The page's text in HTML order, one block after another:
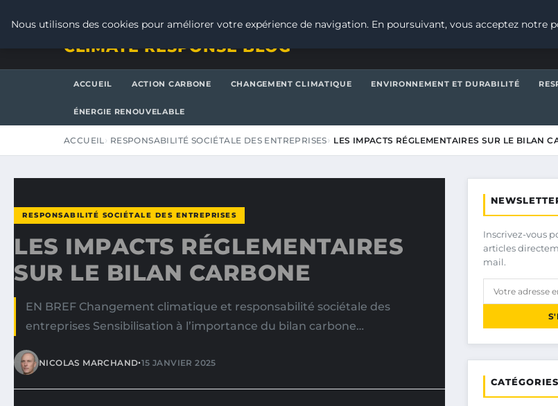
CLIMATE RESPONSE BLOG
ACCUEIL ACTION CARBONE CHANGEMENT CLIMATIQUE ENVIRONNEMENT ET DURABILITÉ
ÉNERGIE RENOUVELABLE
ACCUEIL RESPONSABILITÉ SOCIÉTALE DES ENTREPRISES LES IMPACTS RÉGLEMENTAIRES SUR LE BILAN
RESPONSABILITÉ SOCIÉTALE DES ENTREPRISES
LES IMPACTS RÉGLEMENTAIRES
SUR LE BILAN CARBONE
EN BREF Changement climatique et responsabilité sociétale des
entreprises Sensibilisation à l’importance du bilan carbone…
NICOLAS MARCHAND•15 JANVIER 2025
Inscrivez-vous
articles
mail.
CATÉGORIES
Nous utilisons des cookies pour améliorer votre expérience de navigation. En poursuivant, vous acceptez notre